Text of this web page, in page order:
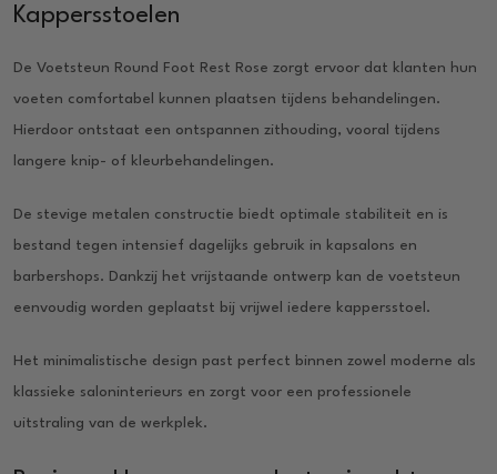
Kappersstoelen
De Voetsteun Round Foot Rest Rose zorgt ervoor dat klanten hun
voeten comfortabel kunnen plaatsen tijdens behandelingen.
Hierdoor ontstaat een ontspannen zithouding, vooral tijdens
langere knip- of kleurbehandelingen.
De stevige metalen constructie biedt optimale stabiliteit en is
bestand tegen intensief dagelijks gebruik in kapsalons en
barbershops. Dankzij het vrijstaande ontwerp kan de voetsteun
eenvoudig worden geplaatst bij vrijwel iedere kappersstoel.
Het minimalistische design past perfect binnen zowel moderne als
klassieke saloninterieurs en zorgt voor een professionele
uitstraling van de werkplek.